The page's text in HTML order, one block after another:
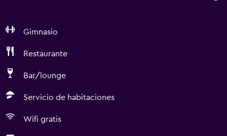
Gimnasio
Restaurante
Bar/lounge
Servicio de habitaciones
Wifi gratis